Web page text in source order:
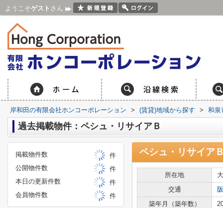
ようこそゲスト さん
岸和田の有限会社ホンコーポレーション > (賃貸)地域から探す > 和泉
過去掲載物件：ペシュ・リサイアＢ
ペシュ・リサイア
所在地
交通
築年月（築年数）
掲載物件数
件
公開物件数
件
本日の更新件数
件
会員物件数
件